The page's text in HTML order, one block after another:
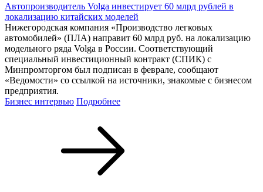
Автопроизводитель Volga инвестирует 60 млрд рублей в
локализацию китайских моделей
Нижегородская компания «Производство легковых
автомобилей» (ПЛА) направит 60 млрд руб. на локализацию
модельного ряда Volga в России. Соответствующий
специальный инвестиционный контракт (СПИК) с
Минпромторгом был подписан в феврале, сообщают
«Ведомости» со ссылкой на источники, знакомые с бизнесом
предприятия.
Бизнес интервью Подробнее